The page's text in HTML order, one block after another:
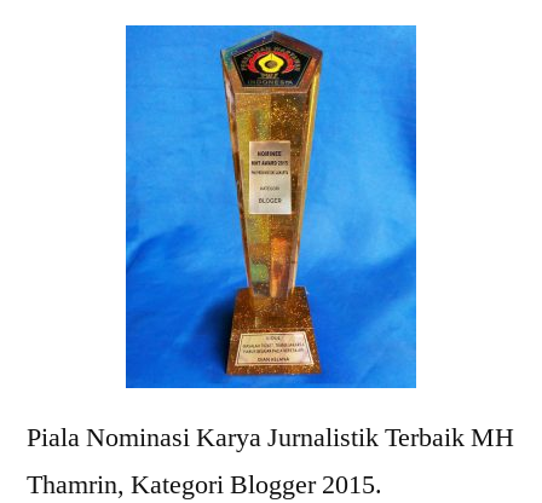
Piala Nominasi Karya Jurnalistik Terbaik MH
Thamrin, Kategori Blogger 2015.